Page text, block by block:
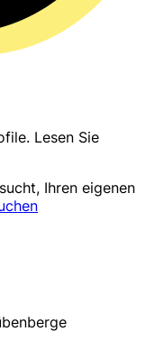
. Lesen Sie
Ihren eigenen